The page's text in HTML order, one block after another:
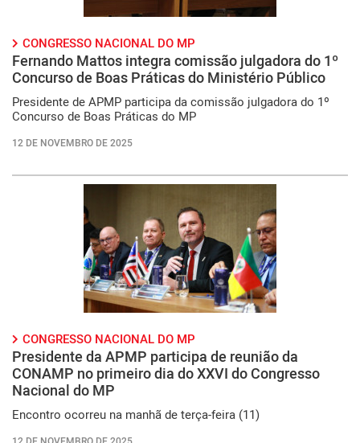
CONGRESSO NACIONAL DO MP
Fernando Mattos integra comissão julgadora do 1º
Concurso de Boas Práticas do Ministério Público
Presidente de APMP participa da comissão julgadora do 1º
Concurso de Boas Práticas do MP
12 DE NOVEMBRO DE 2025
CONGRESSO NACIONAL DO MP
Presidente da APMP participa de reunião da
CONAMP no primeiro dia do XXVI do Congresso
Nacional do MP
Encontro ocorreu na manhã de terça-feira (11)